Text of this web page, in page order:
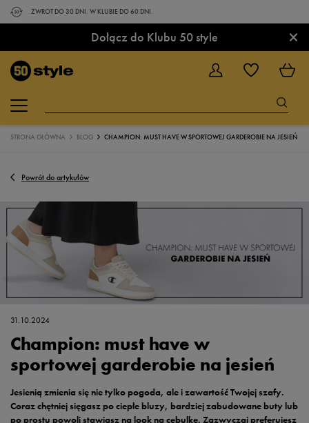
ZWROT DO 30 DNI. W KLUBIE DO 60 DNI.
Dołącz do Klubu 50 style ×
STRONA GŁÓWNA BLOG CHAMPION: MUST HAVE W SPORTOWEJ GARDEROBIE NA JESIEŃ
Powrót do artykułów
31.10.2024
Champion: must have w
sportowej garderobie na jesień
Jesienią zmienia się nie tylko pogoda, ale i zawartość Twojej szafy.
Coraz chętniej sięgasz po ciepłe bluzy, bardziej zabudowane buty lub
po prostu powoli stawiasz na look na cebulkę. Zazwyczaj preferujesz